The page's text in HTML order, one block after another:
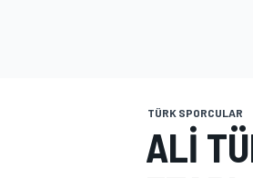
TÜRK SPORCULAR
ALI